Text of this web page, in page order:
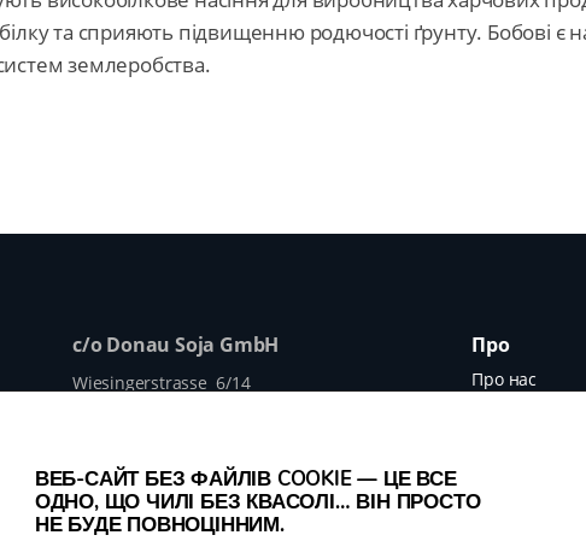
та сприяють підвищенню родючості ґрунту. Бобові є
землеробства.
c/o Donau Soja GmbH
Wiesingerstrasse 6/14
info@legumehub.eu
www.legumehub.eu
Про
Про нас
Контакти
ВЕБ-САЙТ БЕЗ ФАЙЛІВ COOKIE — ЦЕ ВСЕ
ОДНО, ЩО ЧИЛІ БЕЗ КВАСОЛІ… ВІН ПРОСТО
НЕ БУДЕ ПОВНОЦІННИМ.